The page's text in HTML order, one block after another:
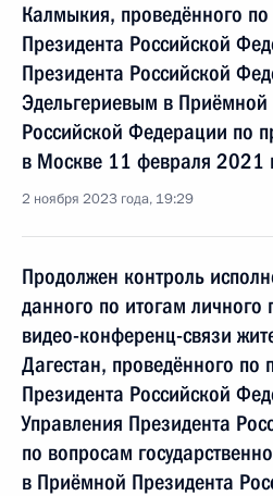
Калмыкия, проведённого
Президента Российской
Президента Российской
Эдельгериевым в Приёмной
Российской Федерации по
в Москве 11 февраля 2021
2 ноября 2023 года, 19:29
Продолжен контроль
данного по итогам
видео-конференц-связи
Дагестан, проведённого по
Президента Российской
Управления Президента
по вопросам
в Приёмной Президента